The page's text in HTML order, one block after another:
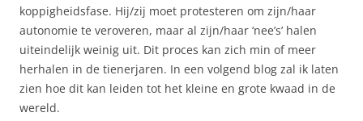
koppigheidsfase. Hij/zij moet protesteren om zijn/haar
autonomie te veroveren, maar al zijn/haar ‘nee’s’ halen
uiteindelijk weinig uit. Dit proces kan zich min of meer
herhalen in de tienerjaren. In een volgend blog zal ik laten
zien hoe dit kan leiden tot het kleine en grote kwaad in de
wereld.